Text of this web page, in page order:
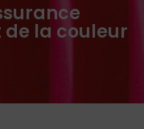
la couleur